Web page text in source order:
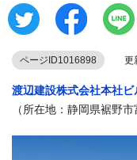
ページID1016898 更
渡辺建設株式会社本社ビ
（所在地：静岡県裾野市